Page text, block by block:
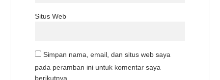
Situs Web
Simpan nama, email, dan situs web saya
pada peramban ini untuk komentar saya
berikutnya.